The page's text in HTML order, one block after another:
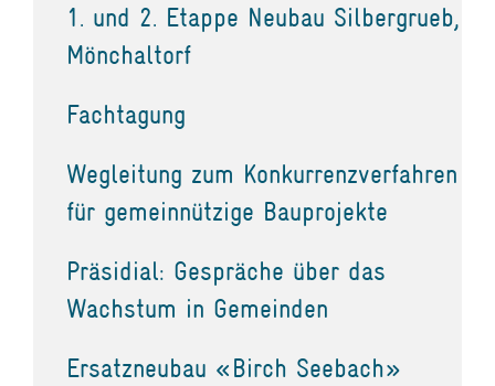
1. und 2. Etappe Neubau Silbergrueb,
Mönchaltorf
Fachtagung
Wegleitung zum Konkurrenzverfahren
für gemeinnützige Bauprojekte
Präsidial: Gespräche über das
Wachstum in Gemeinden
Ersatzneubau «Birch Seebach»